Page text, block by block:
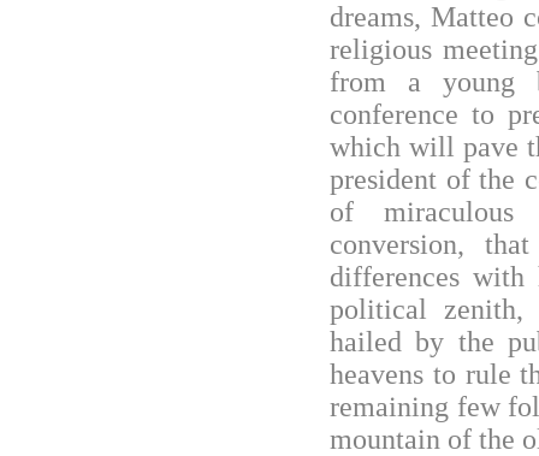
dreams, Matteo
religious
from a young
conference to
which will pave
president of the
of miraculous
conversion,
differences
political zenith,
hailed by the
heavens to rule
remaining few
mountain of the